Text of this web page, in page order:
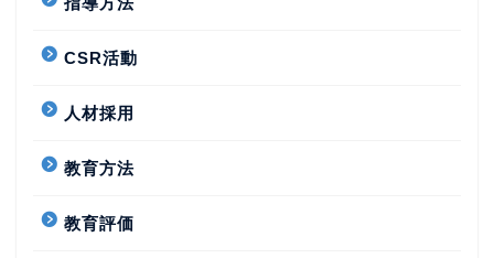
CSR活動
人材採用
教育方法
教育評価